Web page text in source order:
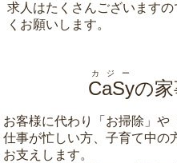
求人はたくさんございます
くお願いします。
CaSy
カジー
の
お客様に代わり「 お掃除 」や「
仕事が忙しい方、子育て中の
お支えします。